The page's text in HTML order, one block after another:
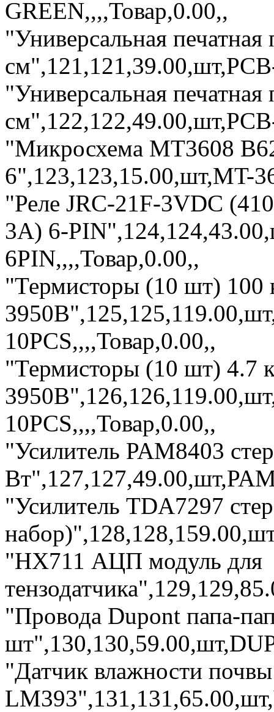
GREEN,,,,Товар,0.00,,
"Универсальная печатная
"Универсальная печатная
"Микросхема MT3608
6",123,123,15.00,шт,MT-
"Реле JRC-21F-3VDC
3A) 6-
6PIN,,,,Товар,0.00,,
"Термисторы (10 шт)
10PCS,,,,Товар,0.00,,
"Термисторы (10 шт) 4.7
10PCS,,,,Товар,0.00,,
"Усилитель PAM8403
"Усилитель TDA7297
"HX711 АЦП модуль для
"Провода Dupont папа-
"Датчик влажности